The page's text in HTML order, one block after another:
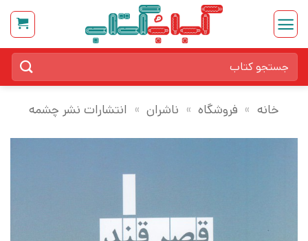
Skip
content
برای:
خانه » فروشگاه » ناشران » انتشارات نشر چشمه